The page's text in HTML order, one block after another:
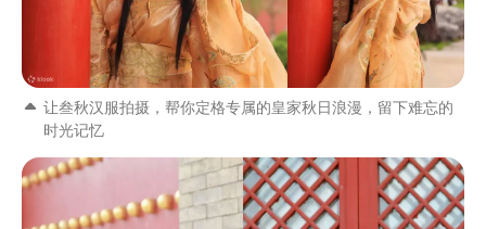
让叁秋汉服拍摄，帮你定格专属的皇家秋日浪漫，留下难忘的
时光记忆